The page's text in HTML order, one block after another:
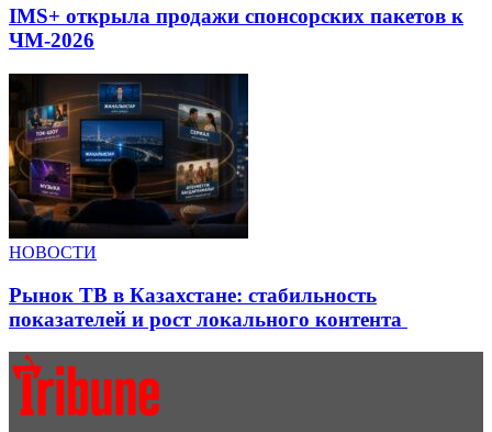
IMS+ открыла продажи спонсорских пакетов к
ЧМ-2026
НОВОСТИ
Рынок ТВ в Казахстане: стабильность
показателей и рост локального контента